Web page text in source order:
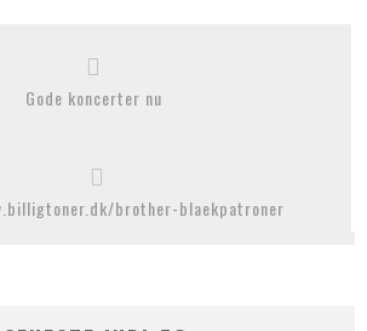
Gode koncerter nu
brother-blaekpatroner